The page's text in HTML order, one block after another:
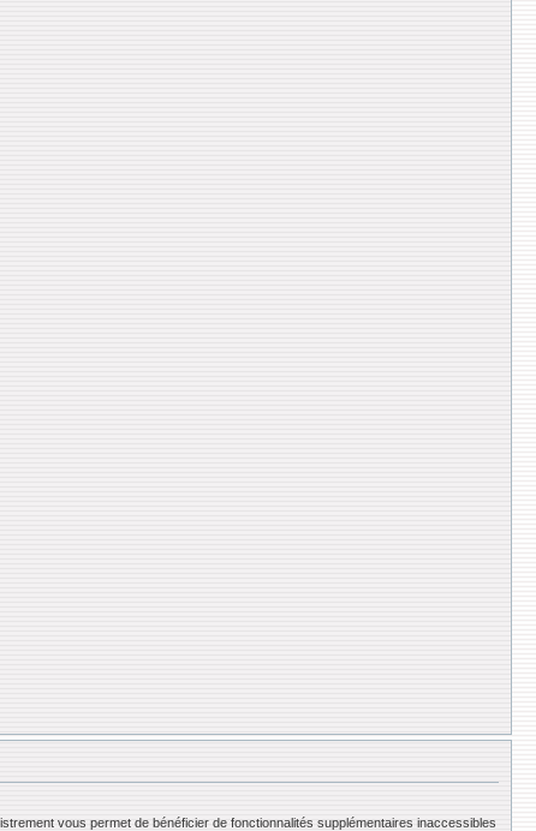
vous permet de bénéficier de fonctionnalités supplémentaires inaccessibles